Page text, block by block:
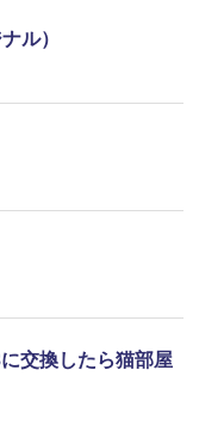
ル）
交換したら猫部屋